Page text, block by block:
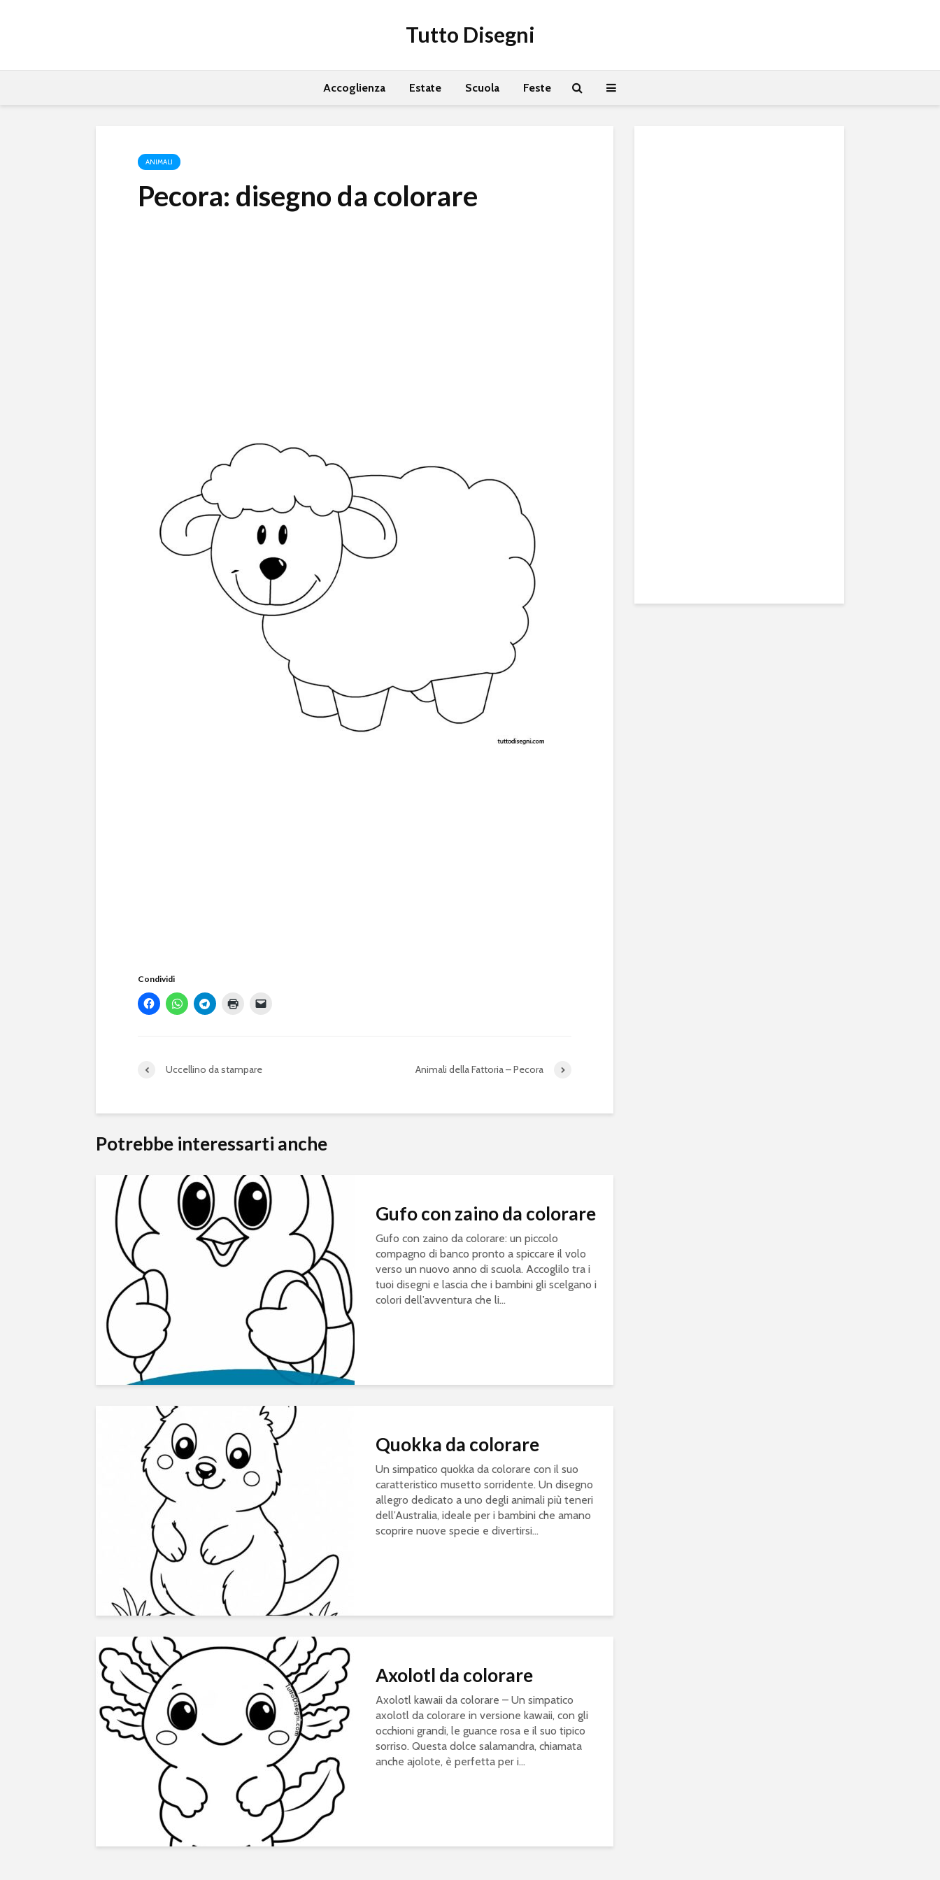
Tutto Disegni
Accoglienza Estate Scuola Feste
ANIMALI
Pecora: disegno da colorare
Condividi
Uccellino da stampare Animali della Fattoria – Pecora
Potrebbe interessarti anche
Gufo con zaino da colorare
Gufo con zaino da colorare: un piccolo
compagno di banco pronto a spiccare il volo
verso un nuovo anno di scuola. Accoglilo tra i
tuoi disegni e lascia che i bambini gli scelgano i
colori dell’avventura che li...
Quokka da colorare
Un simpatico quokka da colorare con il suo
caratteristico musetto sorridente. Un disegno
allegro dedicato a uno degli animali più teneri
dell’Australia, ideale per i bambini che amano
scoprire nuove specie e divertirsi...
Axolotl da colorare
Axolotl kawaii da colorare – Un simpatico
axolotl da colorare in versione kawaii, con gli
occhioni grandi, le guance rosa e il suo tipico
sorriso. Questa dolce salamandra, chiamata
anche ajolote, è perfetta per i...